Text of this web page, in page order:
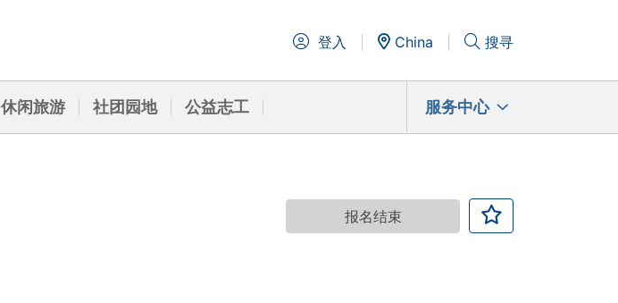
登入 China 搜寻
服务中心
休闲旅游 社团园地 公益志工
报名结束